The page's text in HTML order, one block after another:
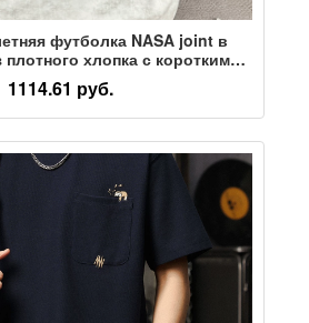
футболка NASA joint в
хлопка с короткими
мужская свободная
tide, топ с пятью рукавами
для пары
1114.61 руб.